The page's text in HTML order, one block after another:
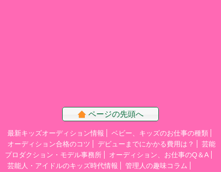
ページの先頭へ
最新キッズオーディション情報
ベビー、キッズのお仕事の種類
オーディション合格のコツ
デビューまでにかかる費用は？
芸能
プロダクション・モデル事務所
オーディション、お仕事のQ＆A
芸能人・アイドルのキッズ時代情報
管理人の趣味コラム